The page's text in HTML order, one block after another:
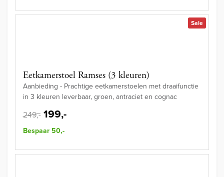
Sale
Eetkamerstoel Ramses (3 kleuren)
Aanbieding - Prachtige eetkamerstoelen met draaifunctie
in 3 kleuren leverbaar, groen, antraciet en cognac
249,- 199,-
Bespaar 50,-